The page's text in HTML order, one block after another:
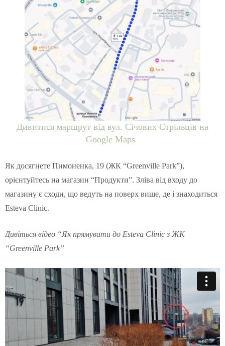
Дивитися маршрут від вул. Січових Стрільців на
Google Maps
Як досягнете Пимоненка, 19 (ЖК “Greenville Park”),
орієнтуйтесь на магазин “Продукти”. Зліва від входу до
магазину є сходи, що ведуть на поверх вище, де і знаходиться
Esteva Clinic.
Дивіться відео “Як прямувати до Esteva Clinic з ЖК
“Greenville Park”